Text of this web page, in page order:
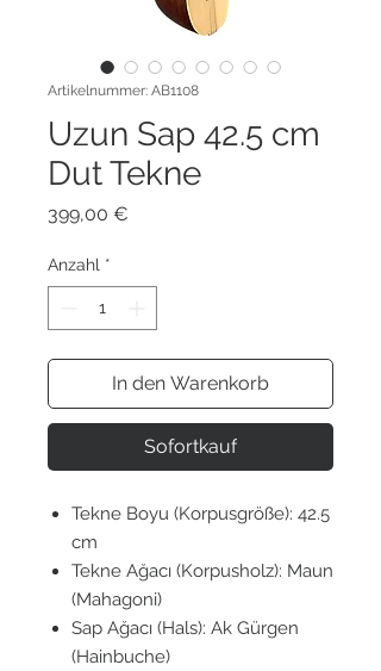
Artikelnummer: AB1108
Uzun Sap 42.5 cm
Dut Tekne
399,00 €
Anzahl *
In den Warenkorb
Sofortkauf
Tekne Boyu (Korpusgröße): 42.5
cm
Tekne Ağacı (Korpusholz): Maun
(Mahagoni)
Sap Ağacı (Hals): Ak Gürgen
(Hainbuche)